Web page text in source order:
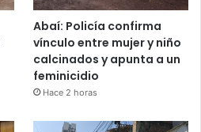
Abaí: Policía confirma
vínculo entre mujer y niño
calcinados y apunta a un
feminicidio
Hace 2 horas